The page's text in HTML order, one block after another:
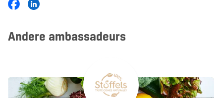
Andere ambassadeurs